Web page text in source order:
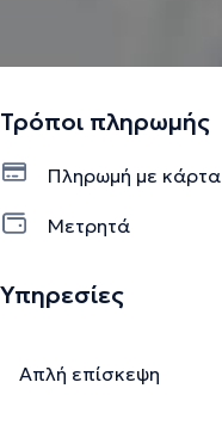
Τρόποι πληρωμής
Πληρωμή με κάρτα
Μετρητά
Υπηρεσίες
Απλή επίσκεψη